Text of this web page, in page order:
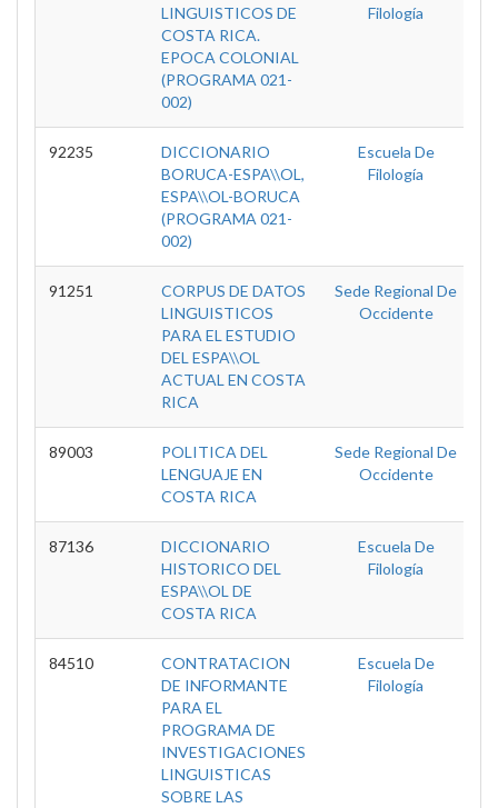
LINGUISTICOS DE
COSTA RICA.
EPOCA COLONIAL
(PROGRAMA 021-
002)
Filología
92235
DICCIONARIO
BORUCA-ESPA\\OL,
ESPA\\OL-BORUCA
(PROGRAMA 021-
002)
Escuela De
Filología
91251
CORPUS DE DATOS
LINGUISTICOS
PARA EL ESTUDIO
DEL ESPA\\OL
ACTUAL EN COSTA
RICA
Sede Regional De
Occidente
89003
POLITICA DEL
LENGUAJE EN
COSTA RICA
Sede Regional De
Occidente
87136
DICCIONARIO
HISTORICO DEL
ESPA\\OL DE
COSTA RICA
Escuela De
Filología
84510
CONTRATACION
DE INFORMANTE
PARA EL
PROGRAMA DE
INVESTIGACIONES
LINGUISTICAS
SOBRE LAS
Escuela De
Filología